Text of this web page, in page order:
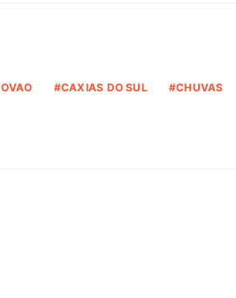
CAXIAS DO SUL
CHUVAS